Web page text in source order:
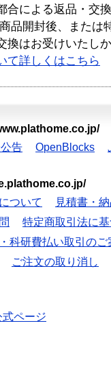
合による返品・交
品開封後、または
換はお受けいたし
て詳しくはこちら
告 OpenBlocks
ついて
見積書・
特定商取引法に
科研費払い取引のご
ご注文の取り消し
ページ